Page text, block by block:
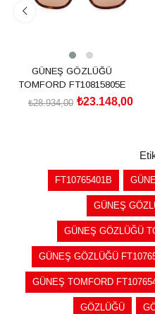
GÜNEŞ GÖZLÜĞÜ
TOMFORD FT10815805E
₺23.148,00
₺28.934,00
FT10765401B
GÜNEŞ
GÜNEŞ GÖZLÜĞÜ
GÜNEŞ GÖZLÜĞÜ
GÜNEŞ TOMFORD
GÖZLÜĞÜ